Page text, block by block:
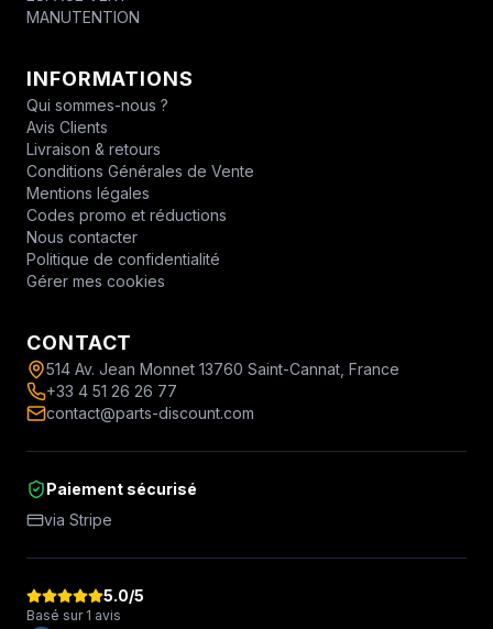
MANUTENTION
INFORMATIONS
Qui sommes-nous ?
Avis Clients
Livraison & retours
Conditions Générales de Vente
Mentions légales
Codes promo et réductions
Nous contacter
Politique de confidentialité
Gérer mes cookies
CONTACT
514 Av. Jean Monnet 13760 Saint-Cannat, France
+33 4 51 26 26 77
contact@parts-discount.com
Paiement sécurisé
via Stripe
5.0/5
Basé sur 1 avis